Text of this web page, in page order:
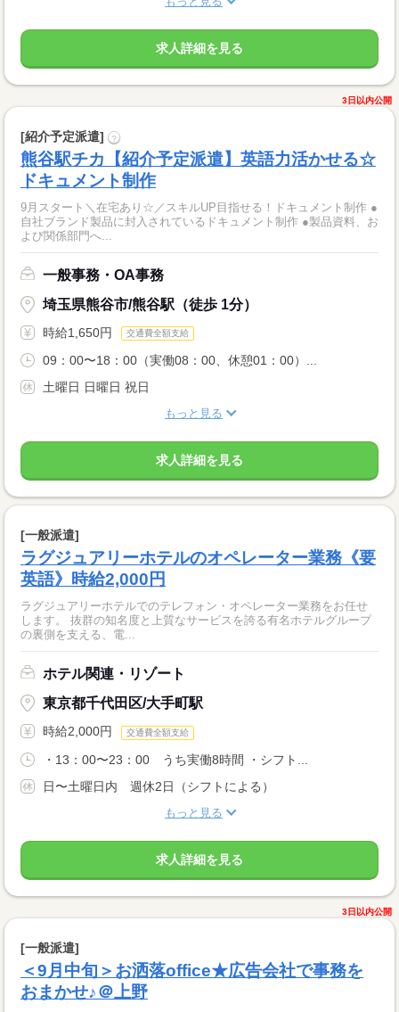
求人詳細を見る
3日以内公開
[紹介予定派遣] ?
熊谷駅チカ【紹介予定派遣】英語力活かせる☆
ドキュメント制作
9月スタート＼在宅あり☆／スキルUP目指せる！ドキュメント制作 ●
自社ブランド製品に封入されているドキュメント制作 ●製品資料、お
よび関係部門へ...
一般事務・OA事務
埼玉県熊谷市/熊谷駅（徒歩 1分）
時給1,650円 交通費全額支給
09：00〜18：00（実働08：00、休憩01：00）...
土曜日 日曜日 祝日
もっと見る
求人詳細を見る
[一般派遣]
ラグジュアリーホテルのオペレーター業務《要
英語》時給2,000円
ラグジュアリーホテルでのテレフォン・オペレーター業務をお任せ
します。 抜群の知名度と上質なサービスを誇る有名ホテルグループ
の裏側を支える、電...
ホテル関連・リゾート
東京都千代田区/大手町駅
時給2,000円 交通費全額支給
・13：00〜23：00 うち実働8時間 ・シフト...
日〜土曜日内 週休2日（シフトによる）
もっと見る
求人詳細を見る
3日以内公開
[一般派遣]
＜9月中旬＞お洒落office★広告会社で事務を
おまかせ♪＠上野